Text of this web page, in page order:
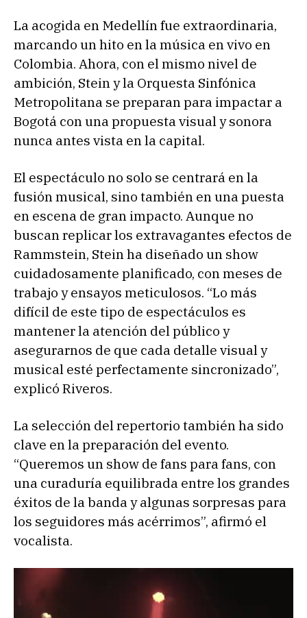
La acogida en Medellín fue extraordinaria,
marcando un hito en la música en vivo en
Colombia. Ahora, con el mismo nivel de
ambición, Stein y la Orquesta Sinfónica
Metropolitana se preparan para impactar a
Bogotá con una propuesta visual y sonora
nunca antes vista en la capital.
El espectáculo no solo se centrará en la
fusión musical, sino también en una puesta
en escena de gran impacto. Aunque no
buscan replicar los extravagantes efectos de
Rammstein, Stein ha diseñado un show
cuidadosamente planificado, con meses de
trabajo y ensayos meticulosos. “Lo más
difícil de este tipo de espectáculos es
mantener la atención del público y
asegurarnos de que cada detalle visual y
musical esté perfectamente sincronizado”,
explicó Riveros.
La selección del repertorio también ha sido
clave en la preparación del evento.
“Queremos un show de fans para fans, con
una curaduría equilibrada entre los grandes
éxitos de la banda y algunas sorpresas para
los seguidores más acérrimos”, afirmó el
vocalista.